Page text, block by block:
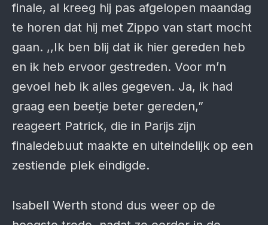
finale, al kreeg hij pas afgelopen maandag
te horen dat hij met Zippo van start mocht
gaan. ,,Ik ben blij dat ik hier gereden heb
en ik heb ervoor gestreden. Voor m’n
gevoel heb ik alles gegeven. Ja, ik had
graag een beetje beter gereden,”
reageert Patrick, die in Parijs zijn
finaledebuut maakte en uiteindelijk op een
zestiende plek eindigde.
Isabell Werth stond dus weer op de